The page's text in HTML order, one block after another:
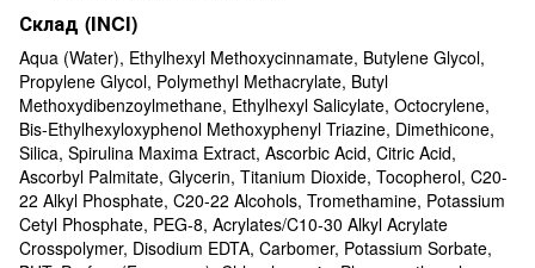
Склад (INCI)
Aqua (Water), Ethylhexyl Methoxycinnamate, Butylene Glycol,
Propylene Glycol, Polymethyl Methacrylate, Butyl
Methoxydibenzoylmethane, Ethylhexyl Salicylate, Octocrylene,
Bis-Ethylhexyloxyphenol Methoxyphenyl Triazine, Dimethicone,
Silica, Spirulina Maxima Extract, Ascorbic Acid, Citric Acid,
Ascorbyl Palmitate, Glycerin, Titanium Dioxide, Tocopherol, C20-
22 Alkyl Phosphate, C20-22 Alcohols, Tromethamine, Potassium
Cetyl Phosphate, PEG-8, Acrylates/C10-30 Alkyl Acrylate
Crosspolymer, Disodium EDTA, Carbomer, Potassium Sorbate,